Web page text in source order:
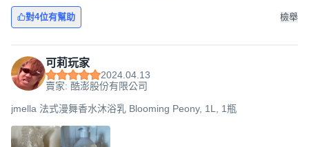
對4位有幫助 檢舉
可莉玩家
2024.04.13
賣家: 酷澎股份有限公司
jmella 法式漫舞香水沐浴乳 Blooming Peony, 1L, 1瓶